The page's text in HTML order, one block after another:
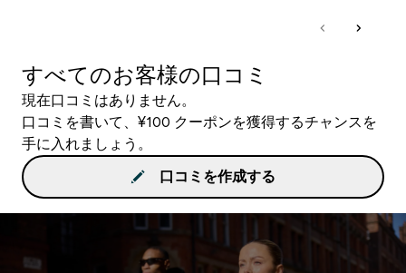
すべてのお客様の口コミ
現在口コミはありません。
口コミを書いて、¥100 クーポンを獲得するチャンスを
手に入れましょう。
口コミを作成する